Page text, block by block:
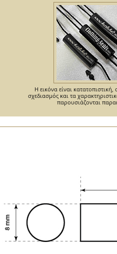
Η εικόνα είναι
σχεδιασμός και τα
παρουσιάζονται